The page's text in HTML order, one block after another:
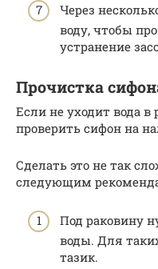
Через
воду, чтобы
устранение
Прочистка
Если не уходит вода в
проверить сифон на
Сделать это не так
следующим
Под раковину
воды. Для
тазик.